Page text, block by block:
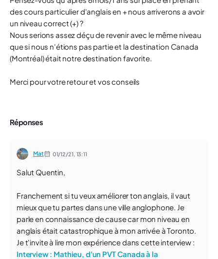
des cours particulier d'anglais en + nous arriverons a avoir
un niveau correct (+) ?
Nous serions assez déçu de revenir avec le même niveau
que si nous n'étions pas partie et la destination Canada
(Montréal) était notre destination favorite.
Merci pour votre retour et vos conseils
Réponses
Mat 01/12/21, 13:11
Salut Quentin,
Franchement si tu veux améliorer ton anglais, il vaut
mieux que tu partes dans une ville anglophone. Je
parle en connaissance de cause car mon niveau en
anglais était catastrophique à mon arrivée à Toronto.
Je t'invite à lire mon expérience dans cette interview :
Interview : Mathieu, d'un PVT Canada à la